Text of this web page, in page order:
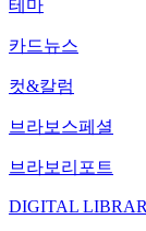
테마
카드뉴스
컷&칼럼
브라보스페셜
브라보리포트
DIGITAL